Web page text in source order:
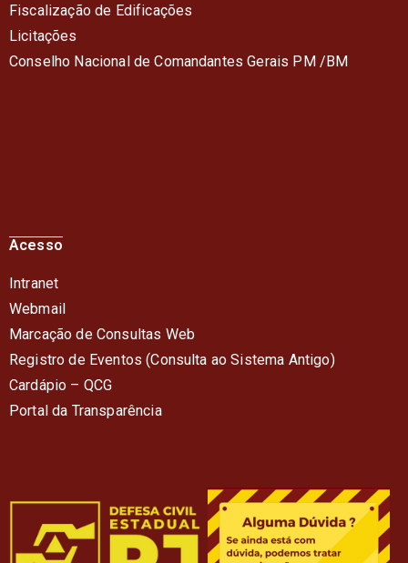
Fiscalização de Edificações
Licitações
Conselho Nacional de Comandantes Gerais PM /BM
Acesso
Intranet
Webmail
Marcação de Consultas Web
Registro de Eventos (Consulta ao Sistema Antigo)
Cardápio – QCG
Portal da Transparência